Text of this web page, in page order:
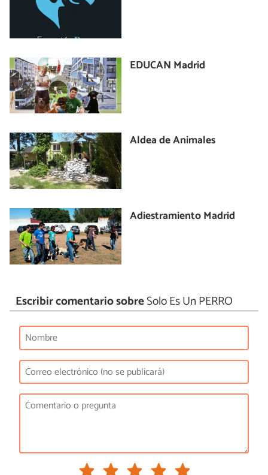
EDUCAN Madrid
Aldea de Animales
Adiestramiento Madrid
Escribir comentario sobreSolo Es Un PERRO